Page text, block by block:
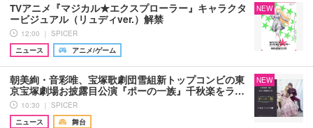
TVアニメ『マジカル★エクスプローラー』キャラクタ
ービジュアル（リュディver.）解禁
12:00 ｜ SPICER
ニュース
アニメ/ゲーム
NEW
朝美絢・音彩唯、宝塚歌劇団雪組新トップコンビの東
京宝塚劇場お披露目公演『ポーの一族』千秋楽をラ…
10:30 ｜ SPICER
ニュース
舞台
NEW